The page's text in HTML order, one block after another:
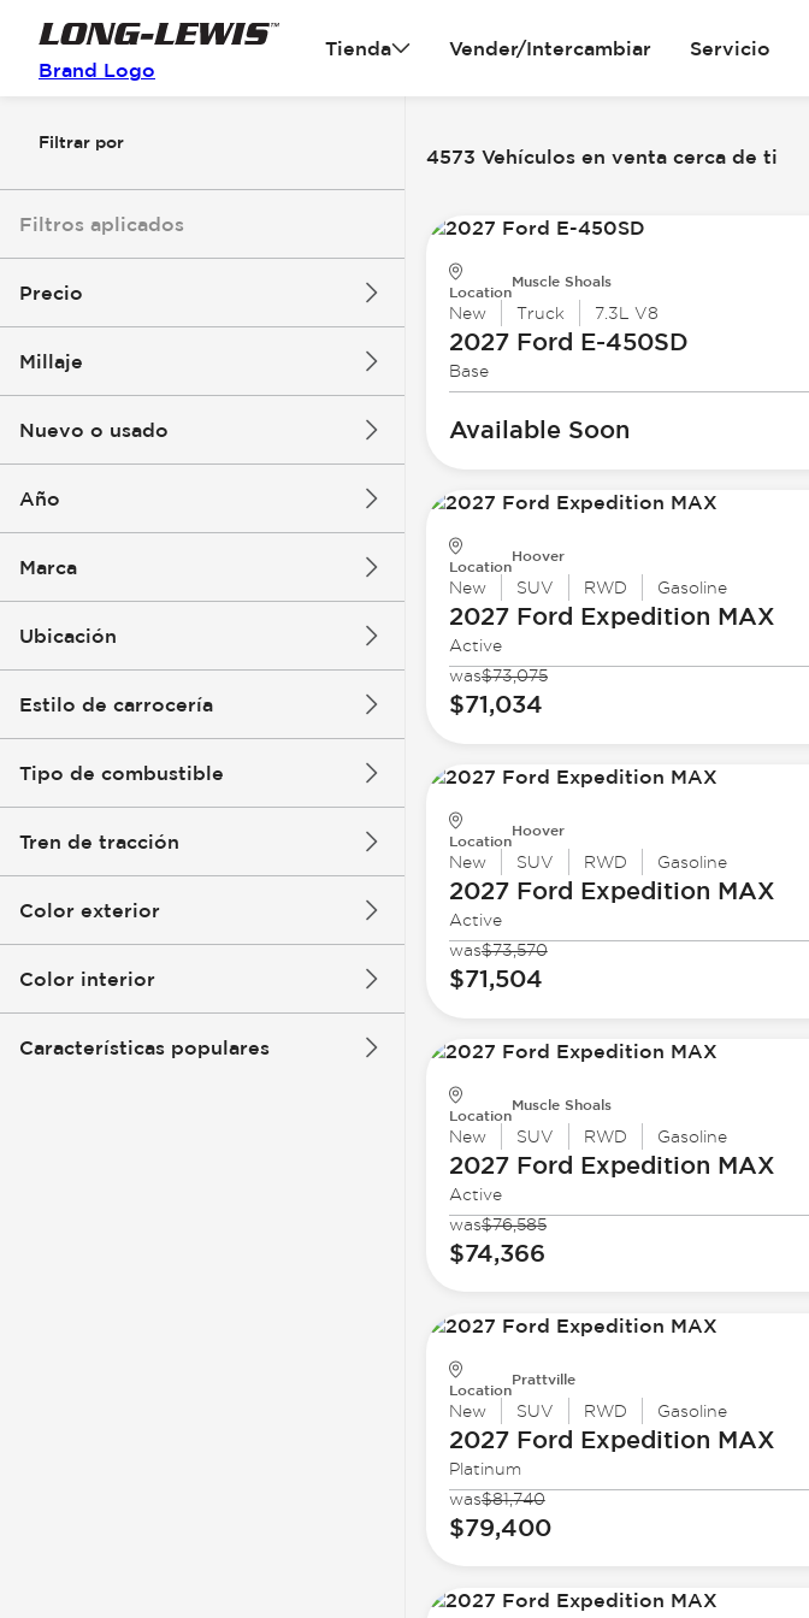
Brand Logo
Tienda Vender/Intercambiar Servicio
Filtrar por
Filtros aplicados
Precio
Millaje
Nuevo o usado
Año
Marca
Ubicación
Estilo de carrocería
Tipo de combustible
Tren de tracción
Color exterior
Color interior
Características populares
4573 Vehículos en venta cerca de ti
Location
Muscle Shoals
New Truck 7.3L V8
2027 Ford E-450SD
Base
Available Soon
Location
Hoover
New SUV RWD Gasoline
2027 Ford Expedition MAX
Active
was$73,075
$71,034
Location
Hoover
New SUV RWD Gasoline
2027 Ford Expedition MAX
Active
was$73,570
$71,504
Location
Muscle Shoals
New SUV RWD Gasoline
2027 Ford Expedition MAX
Active
was$76,585
$74,366
Location
Prattville
New SUV RWD Gasoline
2027 Ford Expedition MAX
Platinum
was$81,740
$79,400